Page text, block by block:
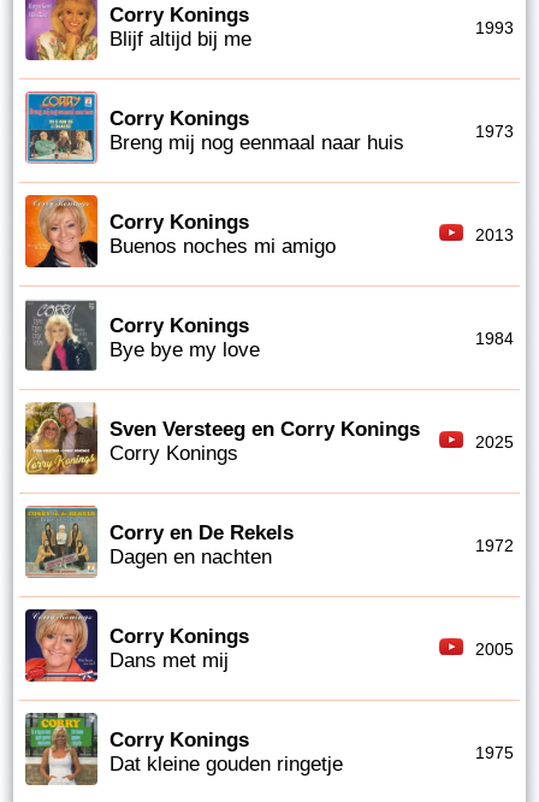
Corry Konings
Blijf altijd bij me
1993
Corry Konings
Breng mij nog eenmaal naar huis
1973
Corry Konings
Buenos noches mi amigo
2013
Corry Konings
Bye bye my love
1984
Sven Versteeg en Corry Konings
Corry Konings
2025
Corry en De Rekels
Dagen en nachten
1972
Corry Konings
Dans met mij
2005
Corry Konings
Dat kleine gouden ringetje
1975